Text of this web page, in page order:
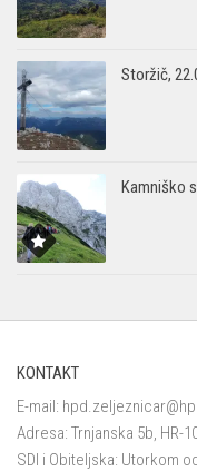
Storžič,
Kamniško
KONTAKT
E-mail:
Adresa: Trnjanska 5b, HR-
SDI i Obiteljska: Utorkom